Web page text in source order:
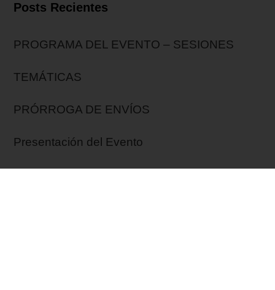
Posts Recientes
PROGRAMA DEL EVENTO – SESIONES
TEMÁTICAS
PRÓRROGA DE ENVÍOS
Presentación del Evento